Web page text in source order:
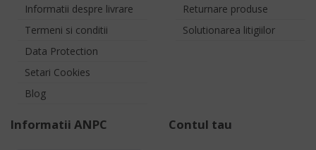
Informatii despre livrare
Termeni si conditii
Data Protection
Setari Cookies
Blog
Returnare produse
Solutionarea litigiilor
Informatii ANPC Contul tau